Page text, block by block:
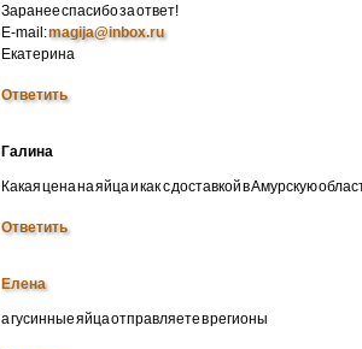
Заранее спасибо за ответ!
E-mail:magija@inbox.ru
Екатерина
Ответить
Галина
Какая цена на яйца и как с доставкой в Амурскую
Ответить
Елена
а гусинные яйца отправляете в регионы